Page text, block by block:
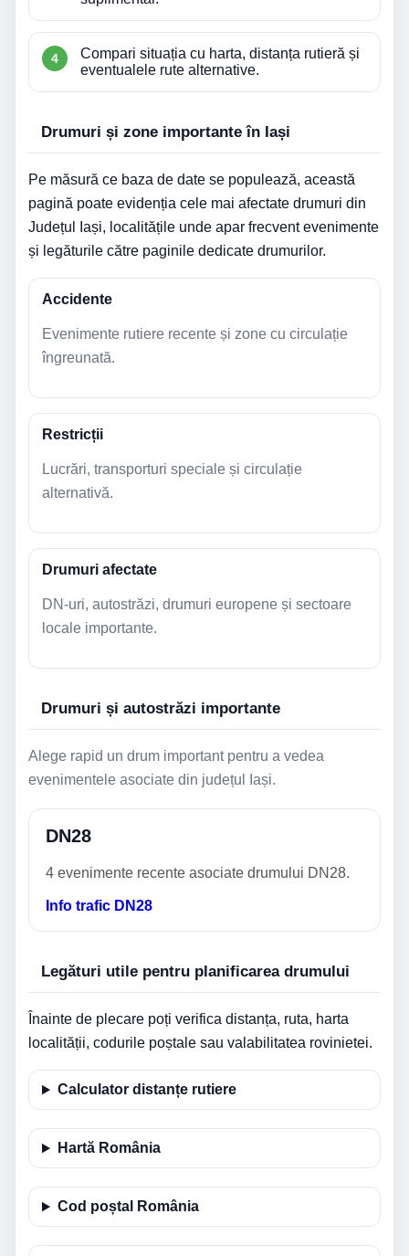
Compari situația cu harta, distanța rutieră și
eventualele rute alternative.
Drumuri și zone importante în Iași
Pe măsură ce baza de date se populează, această
pagină poate evidenția cele mai afectate drumuri din
Județul Iași, localitățile unde apar frecvent evenimente
și legăturile către paginile dedicate drumurilor.
Accidente
Evenimente rutiere recente și zone cu circulație
îngreunată.
Restricții
Lucrări, transporturi speciale și circulație
alternativă.
Drumuri afectate
DN-uri, autostrăzi, drumuri europene și sectoare
locale importante.
Drumuri și autostrăzi importante
Alege rapid un drum important pentru a vedea
evenimentele asociate din județul Iași.
DN28
4 evenimente recente asociate drumului DN28.
Info trafic DN28
Legături utile pentru planificarea drumului
Înainte de plecare poți verifica distanța, ruta, harta
localității, codurile poștale sau valabilitatea rovinietei.
Calculator distanțe rutiere
Hartă România
Cod poștal România